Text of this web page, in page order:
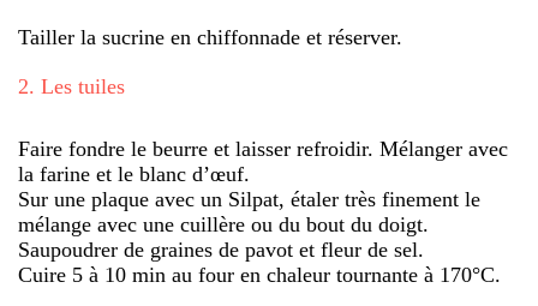
Tailler la sucrine en chiffonnade et réserver.
2. Les tuiles
Faire fondre le beurre et laisser refroidir. Mélanger avec
la farine et le blanc d’œuf.
Sur une plaque avec un Silpat, étaler très finement le
mélange avec une cuillère ou du bout du doigt.
Saupoudrer de graines de pavot et fleur de sel.
Cuire 5 à 10 min au four en chaleur tournante à 170°C.